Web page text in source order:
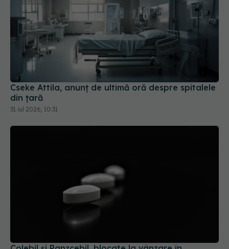
Cseke Attila, anunț de ultimă oră despre spitalele
din țară
31 iul 2026, 10:31
Colebil și Panzcebil, blocate la vânzare în
04 aug 2026, 19:47